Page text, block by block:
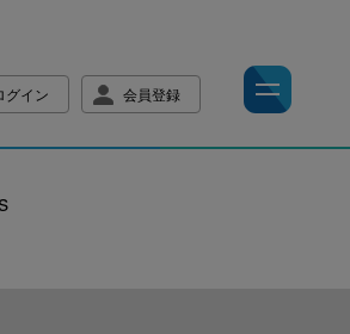
グイン 会員登録